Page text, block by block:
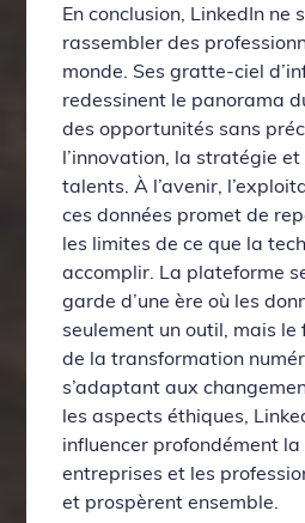
En conclusion, LinkedIn ne
rassembler des
monde. Ses gratte-ciel
redessinent le panorama
des opportunités sans
l’innovation, la stratégie
talents. À l’avenir,
ces données promet de
les limites de ce que la
accomplir. La plateforme
garde d’une ère où les
seulement un outil, mais le
de la transformation
s’adaptant aux
les aspects éthiques,
influencer profondément
entreprises et les
et prospèrent ensemble.